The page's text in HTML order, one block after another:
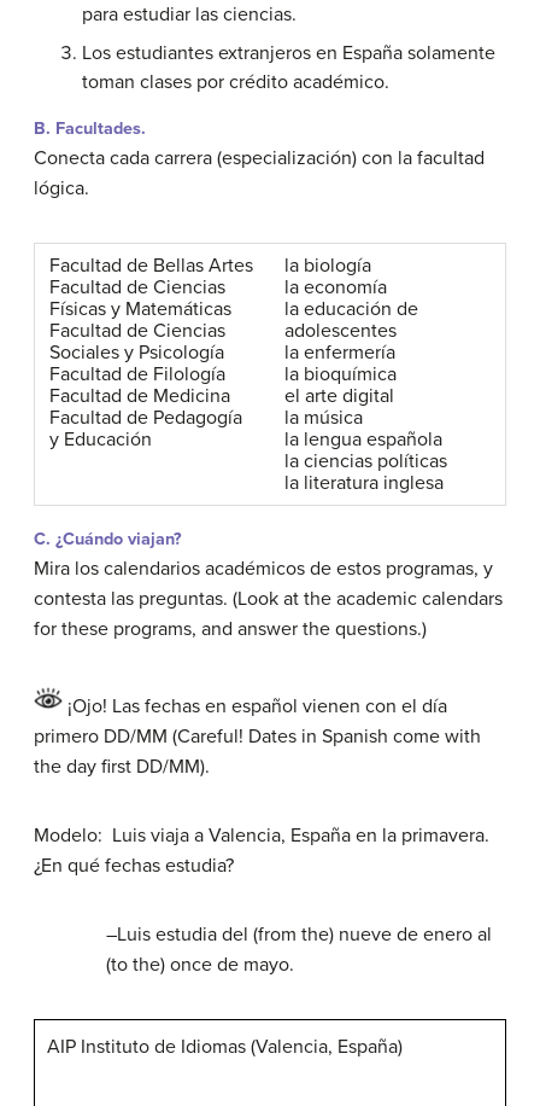
para estudiar las ciencias.
Los estudiantes extranjeros en España solamente
toman clases por crédito académico.
B. Facultades.
Conecta cada carrera (especialización) con la facultad
lógica.
Facultad de Bellas Artes
Facultad de Ciencias
Físicas y Matemáticas
Facultad de Ciencias
Sociales y Psicología
Facultad de Filología
Facultad de Medicina
Facultad de Pedagogía
y Educación
la biología
la economía
la educación de
adolescentes
la enfermería
la bioquímica
el arte digital
la música
la lengua española
la ciencias políticas
la literatura inglesa
C. ¿Cuándo viajan?
Mira los calendarios académicos de estos programas, y
contesta las preguntas. (Look at the academic calendars
for these programs, and answer the questions.)
¡Ojo! Las fechas en español vienen con el día
primero DD/MM (Careful! Dates in Spanish come with
the day first DD/MM).
Modelo: Luis viaja a Valencia, España en la primavera.
¿En qué fechas estudia?
–Luis estudia del (from the) nueve de enero al
(to the) once de mayo.
AIP Instituto de Idiomas (Valencia, España)